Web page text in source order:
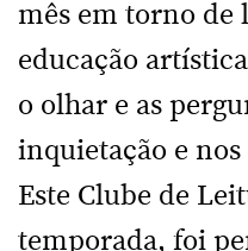
mês em torno de
educação
o olhar e as
inquietação e
Este Clube de
temporada, foi